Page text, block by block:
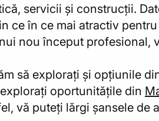
servicii și construcții.
ce în ce mai atractiv
nou început profesional,
să explorați și opțiunile
oportunitățile din
vă puteți lărgi șansele de